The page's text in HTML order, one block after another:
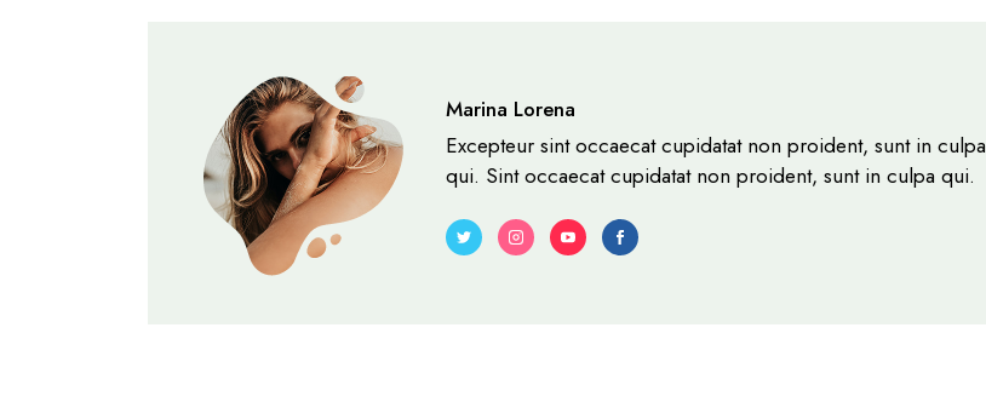
Marina Lorena
Excepteur sint occaecat cupidatat non proident, sunt in culpa
qui. Sint occaecat cupidatat non proident, sunt in culpa qui.